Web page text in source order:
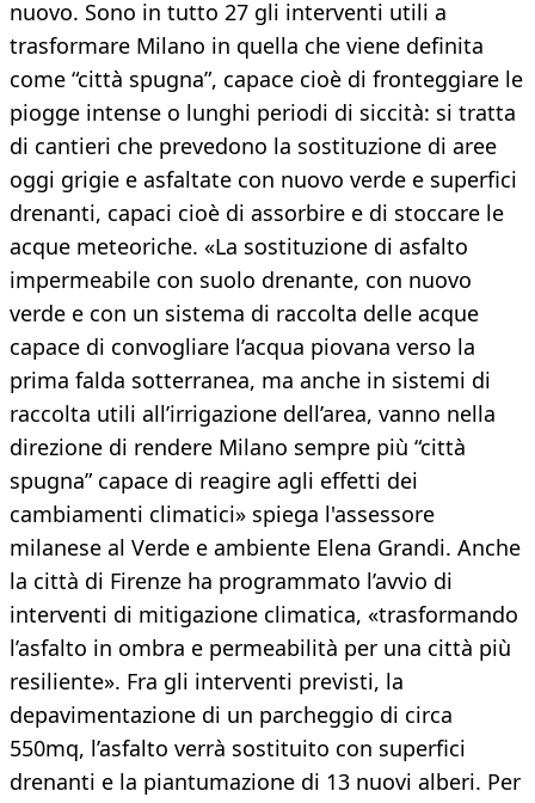
nuovo. Sono in tutto 27 gli interventi utili a
trasformare Milano in quella che viene definita
come “città spugna”, capace cioè di fronteggiare le
piogge intense o lunghi periodi di siccità: si tratta
di cantieri che prevedono la sostituzione di aree
oggi grigie e asfaltate con nuovo verde e superfici
drenanti, capaci cioè di assorbire e di stoccare le
acque meteoriche. «La sostituzione di asfalto
impermeabile con suolo drenante, con nuovo
verde e con un sistema di raccolta delle acque
capace di convogliare l’acqua piovana verso la
prima falda sotterranea, ma anche in sistemi di
raccolta utili all’irrigazione dell’area, vanno nella
direzione di rendere Milano sempre più “città
spugna” capace di reagire agli effetti dei
cambiamenti climatici» spiega l'assessore
milanese al Verde e ambiente Elena Grandi. Anche
la città di Firenze ha programmato l’avvio di
interventi di mitigazione climatica, «trasformando
l’asfalto in ombra e permeabilità per una città più
resiliente». Fra gli interventi previsti, la
depavimentazione di un parcheggio di circa
550mq, l’asfalto verrà sostituito con superfici
drenanti e la piantumazione di 13 nuovi alberi. Per